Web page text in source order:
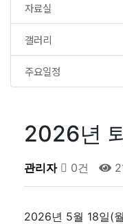
자료실
갤러리
주요일정
2026년
관리자 0건
2026년 5월 18일(